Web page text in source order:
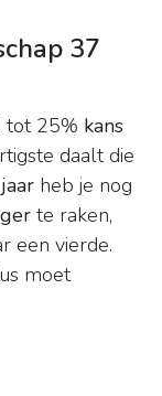
37
tot 25% kans
daalt die
heb je nog
te raken,
een vierde.
moet